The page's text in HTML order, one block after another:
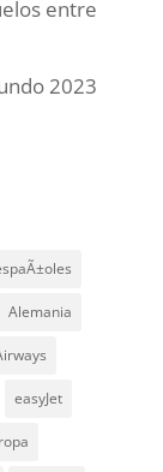
entre
2023
Alemania
easyJet